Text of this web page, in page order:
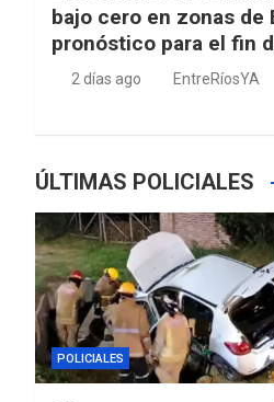
bajo cero en zonas de
pronóstico para el fin
2 días ago EntreRíosYA
ÚLTIMAS POLICIALES
POLICIALES